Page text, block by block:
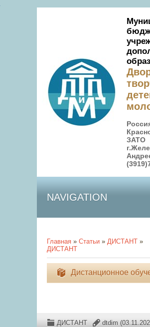
ЗАТО
NAVIGATION
Главная » Статьи » ДИСТАНТ »
ДИСТАНТ
Дистанционное
ДИСТАНТ dtdim